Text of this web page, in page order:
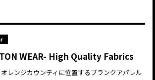
WEAR- High Quality Fabrics
レンジカウンティに位置するブランクアパレル